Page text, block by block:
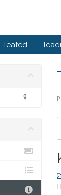
Teated
0